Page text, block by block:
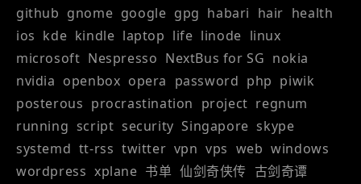
github gnome google gpg habari hair health
ios kde kindle laptop life linode linux
microsoft Nespresso NextBus for SG nokia
nvidia openbox opera password php piwik
posterous procrastination project regnum
running script security Singapore skype
systemd tt-rss twitter vpn vps web windows
wordpress xplane 书单 仙剑奇侠传 古剑奇谭